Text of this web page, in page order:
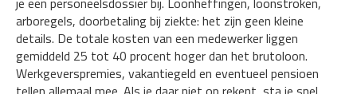
arboregels, doorbetaling bij ziekte: het zijn geen kleine
details. De totale kosten van een medewerker liggen
gemiddeld 25 tot 40 procent hoger dan het brutoloon.
Werkgeverspremies, vakantiegeld en eventueel pensioen